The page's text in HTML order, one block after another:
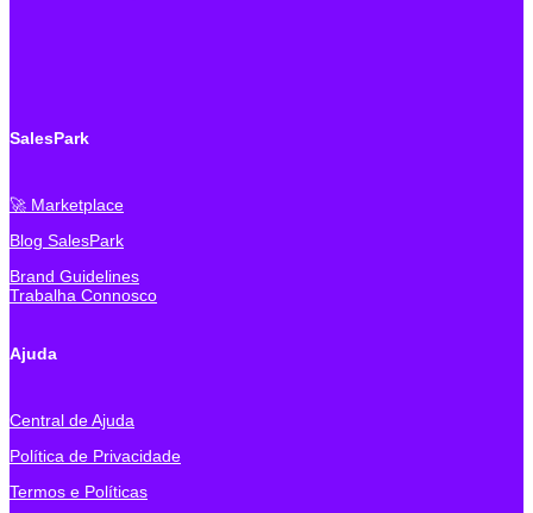
SalesPark
🚀 Marketplace
Blog SalesPark
Brand Guidelines
Trabalha Connosco
Ajuda
Central de Ajuda
Política de Privacidade
Termos e Políticas